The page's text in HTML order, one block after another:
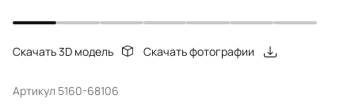
Скачать 3D модель Скачать фотографии
Артикул 5160-68106